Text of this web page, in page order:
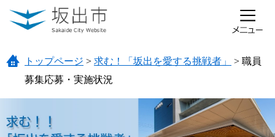
ページの先頭です。
メニューを飛ばして本文へ
トップページ > 求む！「坂出を愛する挑戦者」 > 職員
募集応募・実施状況